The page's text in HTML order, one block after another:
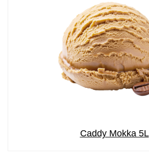
Caddy Mokka 5L